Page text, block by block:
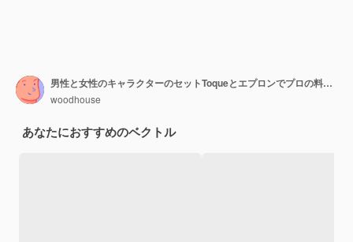
男性と女性のキャラクターのセットToqueとエプロンでプロの料理の男性と女性がキッチンで夕食を準備します
woodhouse
あなたにおすすめのベクトル